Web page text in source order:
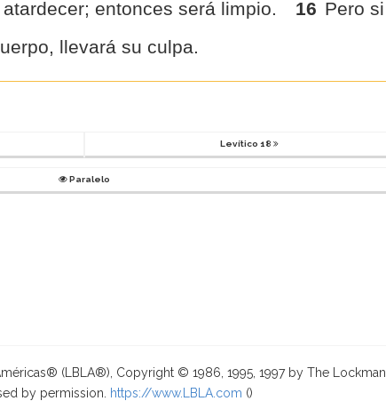
entonces será limpio.
16 Pero si
llevará su culpa.
Levítico 18
Paralelo
(LBLA®), Copyright © 1986, 1995, 1997 by The Lockman
by permission.
https://www.LBLA.com ()